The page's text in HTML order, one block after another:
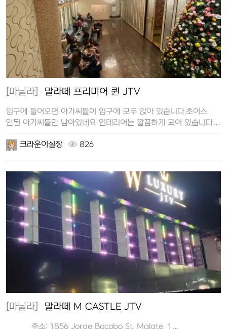
[마닐라] 말라떼 프리미어 퀸 JTV
입구에 들어오면 아가씨들이 입구에 모두 앉아 있습니다.초이스
안된 아가씨들만 남아있네요 인테리어는 깔끔하게 되어 있습니다.
크라운이실장
826
[마닐라] 말라떼 M CASTLE JTV
주소: 1856 Jorge Bocobo St, Malate, 1…